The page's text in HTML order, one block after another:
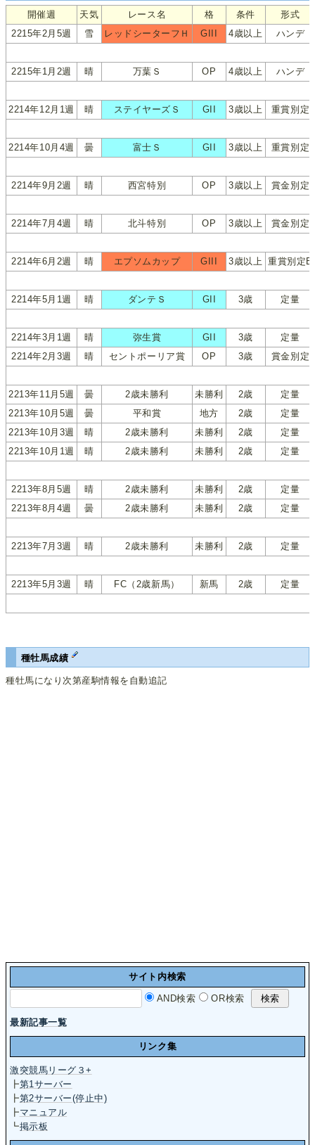
開催週 天気 レース名 格 条件
形式
2215年2月5週
雪 レッドシーターフＨ GIII 4歳以上 ハンデ
2215年1月2週 晴 万葉Ｓ OP 4歳以上 ハンデ
2214年12月1週 晴 ステイヤーズＳ GII 3歳以上 重賞別定
2214年10月4週 曇 富士Ｓ GII 3歳以上 重賞別定
2214年9月2週 晴 西宮特別 OP 3歳以上 賞金別定
2214年7月4週 晴 北斗特別 OP 3歳以上 賞金別定
2214年6月2週 晴 エプソムカップ GIII 3歳以上 重賞別定B
2214年5月1週 晴 ダンテＳ GII 3歳 定量
2214年3月1週 晴 弥生賞 GII 3歳
定量
2214年2月3週
晴 セントポーリア賞 OP 3歳 賞金別定
2213年11月5週 曇 2歳未勝利 未勝利 2歳
定量
2213年10月5週
曇 平和賞 地方 2歳
定量
2213年10月3週
晴 2歳未勝利 未勝利 2歳
定量
2213年10月1週
晴 2歳未勝利 未勝利 2歳 定量
2213年8月5週 晴 2歳未勝利 未勝利 2歳
定量
2213年8月4週
曇 2歳未勝利 未勝利 2歳 定量
2213年7月3週 晴 2歳未勝利 未勝利 2歳 定量
2213年5月3週 晴 FC（2歳新馬） 新馬 2歳 定量
種牡馬成績
種牡馬になり次第産駒情報を自動追記
サイト内検索
AND検索 OR検索
最新記事一覧
リンク集
激突競馬リーグ３+
┣第1サーバー
┣第2サーバー(停止中)
┣マニュアル
┗掲示板